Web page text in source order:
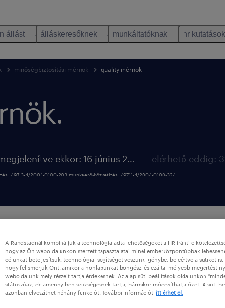
állást álláskeresőknek munkáltatóknak hr kutatások
minőségbiztosítási mérnök quality mérnök
megjelenítve ekkor: 16 június 2026
49713-4/2004-0100-203 munkaerő-közvetítés: 49711-4/2004-0100-324
Cégleírás / Organisation/
A Randstadnál kombináljuk a technológia adta lehetőségeket a HR iránti
hogy az Ön weboldalunkon szerzett tapasztalatai minél emberközpontúbbak
célunkat beteljesítsük, technológiai segítséget veszünk igénybe, beleértve a sütiket is.
hogy felismerjük Önt, amikor a honlapunkat böngészi és ezáltal mélyebb megértést
weboldalunk mely részeit tartja érdekesnek. Az alap süti beállítások oldalunkon
státuszúak, de amennyiben szükségesnek tartja, bármikor módosíthatja őket. A süti
azonban elveszíthet néhány funkciót. További információt itt érhet el.